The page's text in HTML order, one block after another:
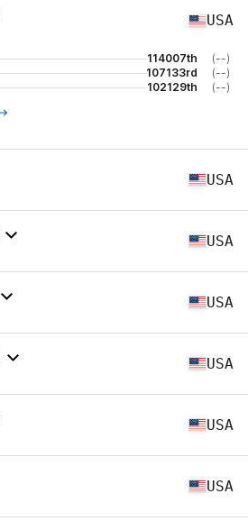
USA
114007th
(--)
107133rd
(--)
102129th (--)
USA
USA
USA
USA
USA
USA